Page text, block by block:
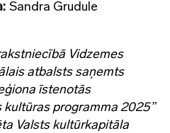
Sandra Grudule
Vidzemes
atbalsts saņemts
īstenotās
kultūras programma 2025”
Valsts kultūrkapitāla